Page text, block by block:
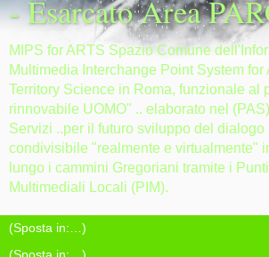
- Esarcato Area
MIPS for ARTS Spazio Comune
Multimedia Interchange Point System for
Territory Science in Roma, funzionale al
rinnovabile UOMO" .. elaborato nel
Servizi ..per il futuro sviluppo del dialogo
condivisibile "realmente e virtualmente"
lungo i cammini Gregoriani tramite i
Multimediali Locali (PIM).